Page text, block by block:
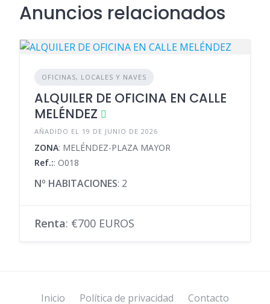
Anuncios relacionados
OFICINAS, LOCALES Y NAVES
ALQUILER DE OFICINA EN CALLE
MELÉNDEZ
AÑADIDO EL 19 DE JUNIO DE 2026
ZONA: MELÉNDEZ-PLAZA MAYOR
Ref.:: O018
Nº HABITACIONES: 2
Renta: €700 EUROS
Inicio Política de privacidad Contacto